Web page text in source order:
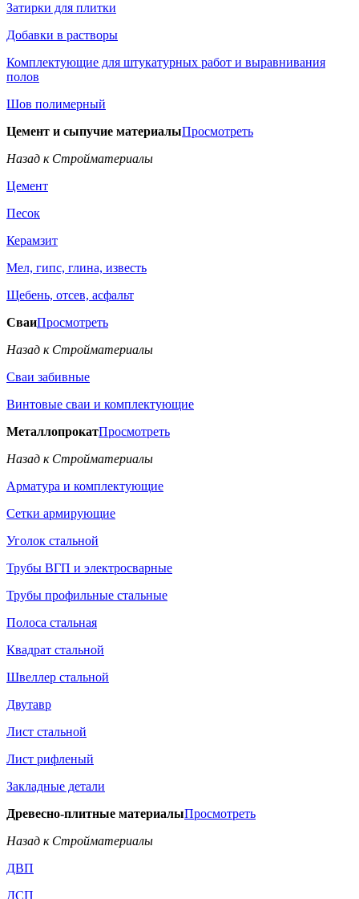
Затирки для плитки
Добавки в растворы
Комплектующие для штукатурных работ и выравнивания
полов
Шов полимерный
Цемент и сыпучие материалыПросмотреть
Назад к Стройматериалы
Цемент
Песок
Керамзит
Мел, гипс, глина, известь
Щебень, отсев, асфальт
СваиПросмотреть
Назад к Стройматериалы
Сваи забивные
Винтовые сваи и комплектующие
МеталлопрокатПросмотреть
Назад к Стройматериалы
Арматура и комплектующие
Сетки армирующие
Уголок стальной
Трубы ВГП и электросварные
Трубы профильные стальные
Полоса стальная
Квадрат стальной
Швеллер стальной
Двутавр
Лист стальной
Лист рифленый
Закладные детали
Древесно-плитные материалыПросмотреть
Назад к Стройматериалы
ДВП
ДСП